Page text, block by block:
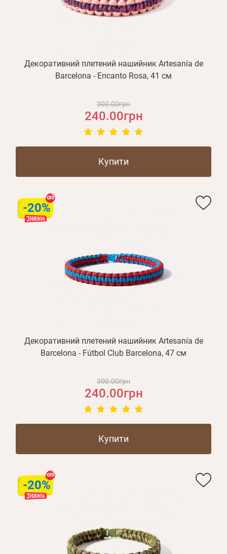
Декоративний плетений нашийник Artesanía de
Barcelona - Encanto Rosa, 41 см
300.00грн
240.00грн
Купити
-20%
Декоративний плетений нашийник Artesanía de
Barcelona - Fútbol Club Barcelona, 47 см
300.00грн
240.00грн
Купити
-20%